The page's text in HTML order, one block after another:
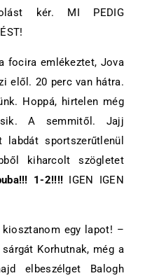
kér. MI PEDIG
focira emlékeztet, Jova
elől. 20 perc van hátra.
Hoppá, hirtelen még
A semmitől. Jajj
sportszerűtlenül
kiharcolt szögletet
1-2!!!! IGEN IGEN
egy lapot! –
Korhutnak, még a
elbeszélget Balogh